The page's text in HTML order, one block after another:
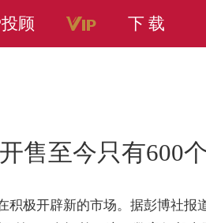
顾 下 载
售至今只有600
积极开辟新的市场。据彭博社报